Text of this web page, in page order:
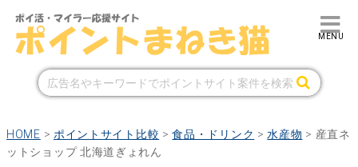
HOME > ポイントサイト比較 >食品・ドリンク >水産物 > 産直ネ
ットショップ 北海道ぎょれん